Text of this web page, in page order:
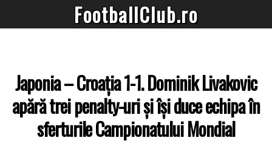
FootballClub.ro
Japonia – Croația 1-1. Dominik Livakovic
apără trei penalty-uri și își duce echipa în
sferturile Campionatului Mondial